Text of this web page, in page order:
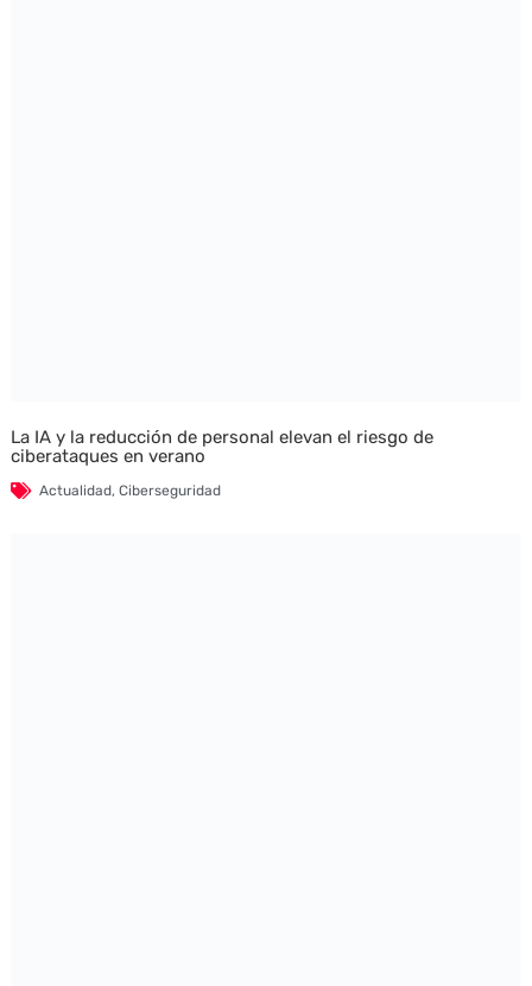
La IA y la reducción de personal elevan el riesgo de
ciberataques en verano
Actualidad, Ciberseguridad